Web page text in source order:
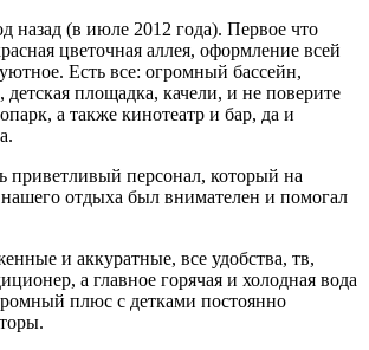
назад (в июле 2012 года). Первое что
цветочная аллея, оформление всей
Есть все: огромный бассейн,
детская площадка, качели, и не поверите
а также кинотеатр и бар, да и
приветливый персонал, который на
отдыха был внимателен и помогал
и аккуратные, все удобства, тв,
а главное горячая и холодная вода
плюс с детками постоянно